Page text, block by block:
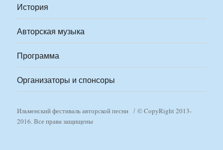
История
Авторская музыка
Программа
Организаторы и спонсоры
Ильменский фестиваль авторской песни
© CopyRight 2013-
2016. Все права защищены